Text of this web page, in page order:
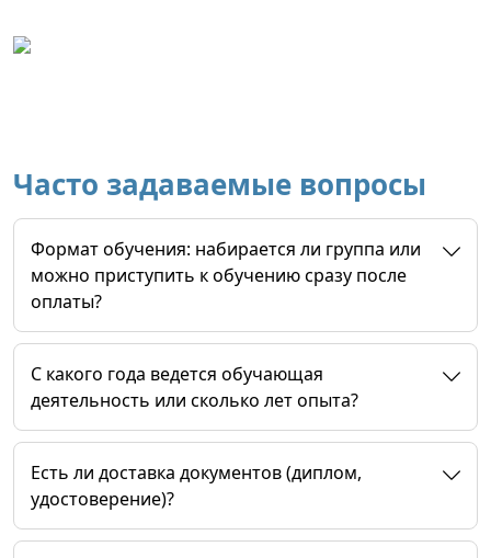
Часто задаваемые вопросы
Формат обучения: набирается ли группа или
можно приступить к обучению сразу после
оплаты?
C какого года ведется обучающая
деятельность или сколько лет опыта?
Есть ли доставка документов (диплом,
удостоверение)?